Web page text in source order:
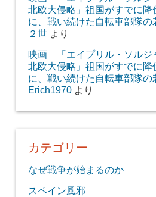
北欧大侵略」祖国がすでに降
に、戦い続けた自転車部隊の
２世より
映画 「エイプリル・ソル
北欧大侵略」祖国がすでに降
に、戦い続けた自転車部隊の
Erich1970より
カテゴリー
なぜ戦争が始まるのか
スペイン風邪